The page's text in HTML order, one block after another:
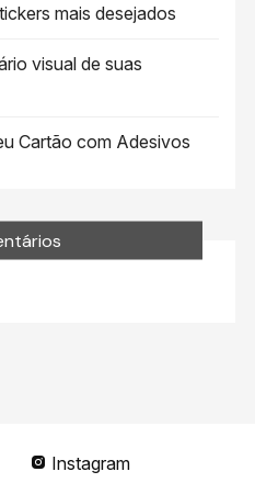
mais desejados
visual de suas
Cartão com Adesivos
Instagram